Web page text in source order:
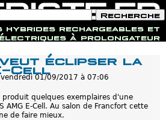
to navigation
hybrides rechargeables et
électriques à prolongateur
veut éclipser la
Cell
vendredi 01/09/2017 à 07:06
produit quelques exemplaires d'une
AMG E-Cell. Au salon de Francfort cette
de faire mieux.